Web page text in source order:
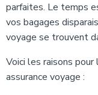
parfaites. Le temps
vos bagages
voyage se trouvent
Voici les raisons
assurance voyage :